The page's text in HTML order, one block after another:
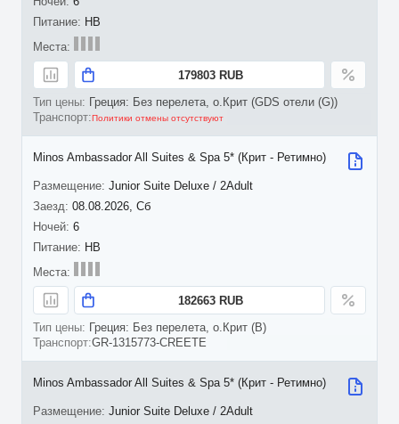
HB
179803 RUB
Греция: Без перелета, о.Крит (GDS отели (G))
Политики отмены отсутствуют
08.08.2026, Сб
6
Minos Ambassador All Suites & Spa 5* (Крит - Ретимно)
Junior Suite Deluxe / 2Adult
HB
182663 RUB
Греция: Без перелета, о.Крит (B)
GR-1315773-CREETE
Minos Ambassador All Suites & Spa 5* (Крит - Ретимно)
Junior Suite Deluxe / 2Adult